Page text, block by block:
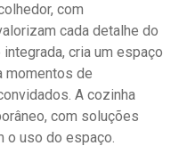
com
cada detalhe do
cria um espaço
momentos de
A cozinha
com soluções
o uso do espaço.